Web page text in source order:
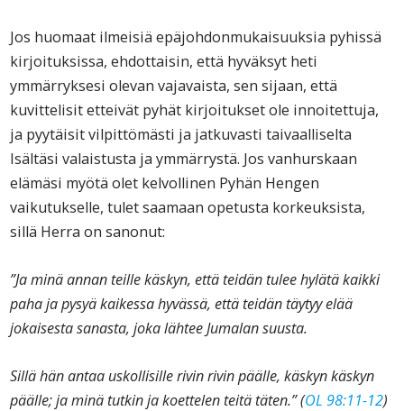
Jos huomaat ilmeisiä epäjohdonmukaisuuksia pyhissä
kirjoituksissa, ehdottaisin, että hyväksyt heti
ymmärryksesi olevan vajavaista, sen sijaan, että
kuvittelisit etteivät pyhät kirjoitukset ole innoitettuja,
ja pyytäisit vilpittömästi ja jatkuvasti taivaalliselta
Isältäsi valaistusta ja ymmärrystä. Jos vanhurskaan
elämäsi myötä olet kelvollinen Pyhän Hengen
vaikutukselle, tulet saamaan opetusta korkeuksista,
sillä Herra on sanonut:
”Ja minä annan teille käskyn, että teidän tulee hylätä kaikki
paha ja pysyä kaikessa hyvässä, että teidän täytyy elää
jokaisesta sanasta, joka lähtee Jumalan suusta.
Sillä hän antaa uskollisille rivin rivin päälle, käskyn käskyn
päälle; ja minä tutkin ja koettelen teitä täten.” (OL 98:11-12)